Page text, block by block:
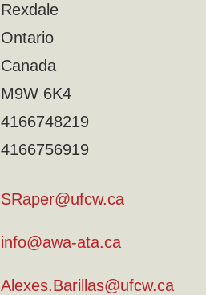
Rexdale
Ontario
Canada
M9W 6K4
4166748219
4166756919
SRaper@ufcw.ca
info@awa-ata.ca
Alexes.Barillas@ufcw.ca